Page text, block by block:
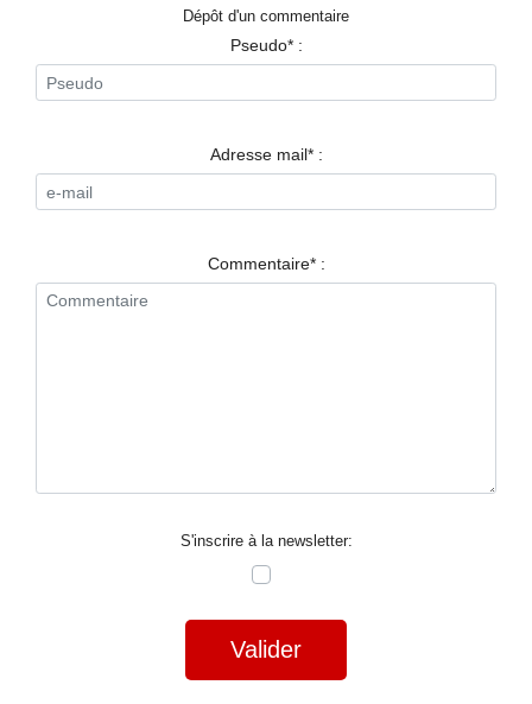
SPORTS
RESTAURANTS
NUIT
Dépôt d'un commentaire
Pseudo* :
Adresse mail* :
Commentaire* :
S'inscrire à la newsletter:
Valider